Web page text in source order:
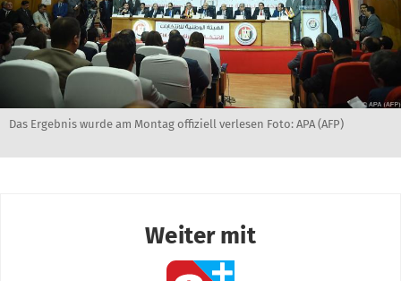
Das Ergebnis wurde am Montag offiziell verlesen Foto: APA (AFP)